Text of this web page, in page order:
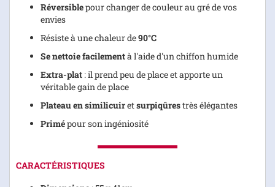
Réversiblepour changer de couleur au gré de vos
envies
Résiste à une chaleur de90°C
Se nettoie facilementà l'aide d'un chiffon humide
Extra-plat : il prend peu de place et apporte un
véritable gain de place
Plateau en similicuiretsurpiqûrestrès élégantes
Primépour son ingéniosité
CARACTÉRISTIQUES